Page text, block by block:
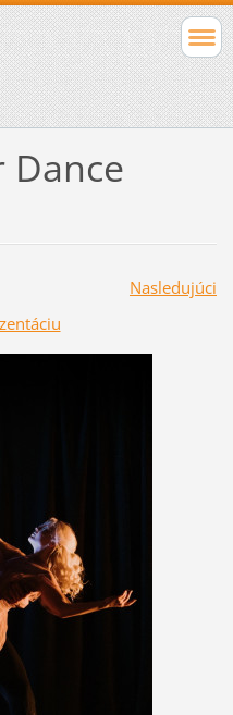
Dance
Nasledujúci